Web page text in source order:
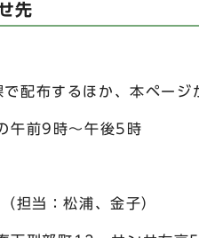
先
布するほか、本ページか
前9時～午後5時
当：松浦、金子）